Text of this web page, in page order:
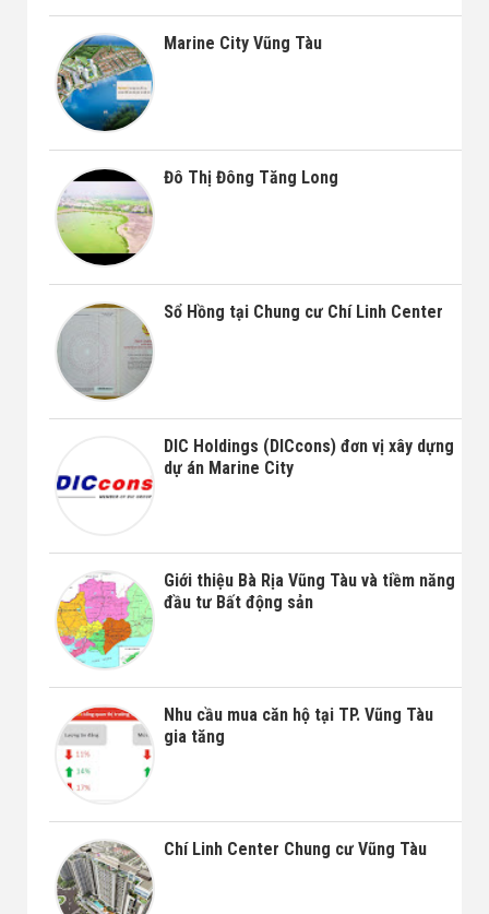
Marine City Vũng Tàu
Đô Thị Đông Tăng Long
Sổ Hồng tại Chung cư Chí Linh Center
DIC Holdings (DICcons) đơn vị xây dựng
dự án Marine City
Giới thiệu Bà Rịa Vũng Tàu và tiềm năng
đầu tư Bất động sản
Nhu cầu mua căn hộ tại TP. Vũng Tàu
gia tăng
Chí Linh Center Chung cư Vũng Tàu